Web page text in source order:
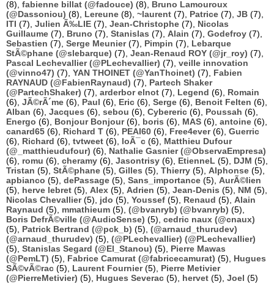
(8), fabienne billat (@fadouce) (8), Bruno Lamouroux
(@Dassoniou) (8), Lereune (8), ~laurent (7), Patrice (7), JB (7),
ITI (7), Julien Ã‰LIE (7), Jean-Christophe (7), Nicolas
Guillaume (7), Bruno (7), Stanislas (7), Alain (7), Godefroy (7),
Sebastien (7), Serge Meunier(7), Pimpin (7), Lebarque
StÃ©phane (@slebarque) (7), Jean-Renaud ROY (@jr_roy) (7),
Pascal Lechevallier (@PLechevallier) (7), veille innovation
(@vinno47) (7), YAN THOINET (@YanThoinet) (7), Fabien
RAYNAUD (@FabienRaynaud) (7), Partech Shaker
(@PartechShaker) (7), arderbor elnot (7), Legend (6), Romain
(6), JÃ©rÃ´me (6), Paul (6), Eric (6), Serge (6), Benoit Felten (6),
Alban (6), Jacques (6), sebou (6), Cybereric (6), Poussah (6),
Energo (6), Bonjour Bonjour(6), boris (6), MAS (6), antoine (6),
canard65 (6), Richard T (6), PEAI60 (6), Free4ever(6), Guerric
(6), Richard (6), tvtweet (6), loÃ¯c (6), Matthieu Dufour
(@_matthieudufour) (6), Nathalie Gasnier (@ObservaEmpresa)
(6), romu (6), cheramy (6), Jasontrisy (6), EtienneL (5), DJM (5),
Tristan (5), StÃ©phane (5), Gilles (5), Thierry (5), Alphonse (5),
apbianco (5), dePassage (5), Sans_importance (5), AurÃ©lien
(5), herve lebret (5), Alex (5), Adrien (5), Jean-Denis (5), NM (5),
Nicolas Chevallier(5), jdo (5), Youssef (5), Renaud (5), Alain
Raynaud (5), mmathieum (5), (@bvanryb) (@bvanryb) (5),
Boris DefrÃ©ville (@AudioSense) (5), cedric naux (@cnaux)
(5), Patrick Bertrand (@pck_b) (5), (@arnaud_thurudev)
(@arnaud_thurudev) (5), (@PLechevallier) (@PLechevallier)
(5), Stanislas Segard (@El_Stanou) (5), Pierre Mawas
(@PemLT) (5), Fabrice Camurat (@fabricecamurat) (5), Hugues
SÃ©vÃ©rac (5), Laurent Fournier(5), Pierre Metivier
(@PierreMetivier) (5), Hugues Severac (5), hervet (5), Joel (5)